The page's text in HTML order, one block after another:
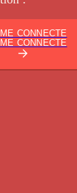
CONNECTE
CONNECTE